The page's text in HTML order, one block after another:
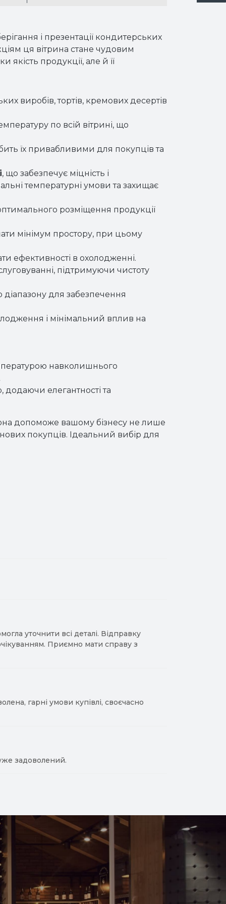
і презентації кондитерських
ця вітрина стане чудовим
продукції, але й її
виробів, тортів, кремових десертів
по всій вітрині, що
їх привабливими для покупців та
, що забезпечує міцність і
температурні умови та захищає
розміщення продукції
мінімум простору, при цьому
ефективності в охолодженні.
підтримуючи чистоту
для забезпечення
і мінімальний вплив на
навколишнього
елегантності та
допоможе вашому бізнесу не лише
покупців. Ідеальний вибір для
уточнити всі деталі. Відправку
Приємно мати справу з
гарні умови купівлі, своєчасно
задоволений.